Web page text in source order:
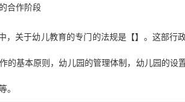
合作阶段
，关于幼儿教育的专门的法规是【】。这部行
的基本原则，幼儿园的管理体制，幼儿园的
。